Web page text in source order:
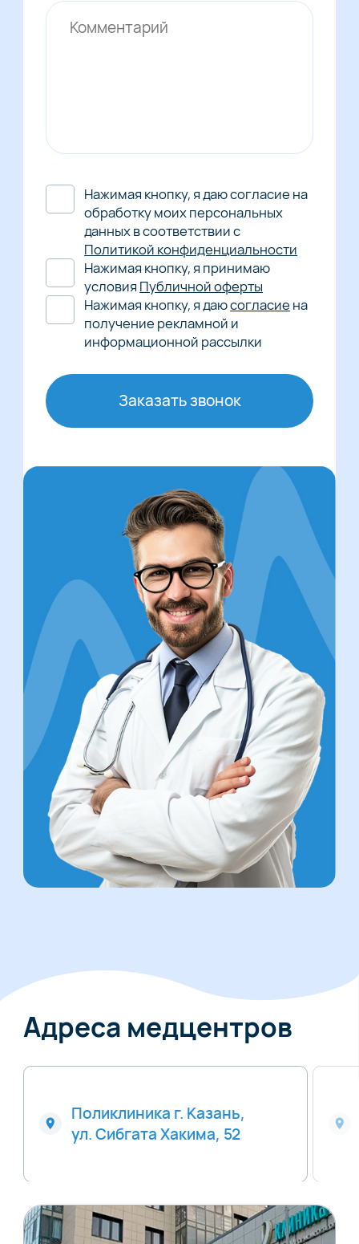
Нажимая кнопку, я даю согласие на
обработку моих персональных
данных в соответствии с
Политикой конфиденциальности
Нажимая кнопку, я принимаю
условия Публичной оферты
Нажимая кнопку, я даюсогласие на
получение рекламной и
информационной рассылки
Заказать звонок
Адреса медцентров
Поликлиника г. Казань,
ул. Сибгата Хакима, 52